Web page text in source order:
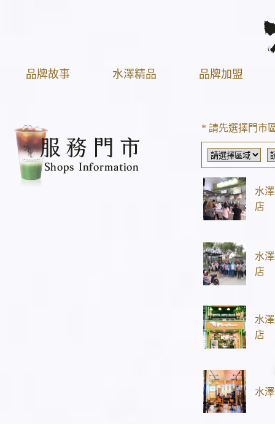
品牌故事 水澤精品 品牌加盟
* 請先選擇門市
水
店
水
店
水
店
水